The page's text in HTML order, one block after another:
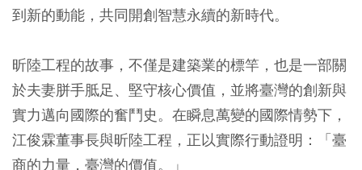
到新的動能，共同開創智慧永續的新時代。
昕陸工程的故事，不僅是建築業的標竿，也是一部關
於夫妻胼手胝足、堅守核心價值，並將臺灣的創新與
實力邁向國際的奮鬥史。在瞬息萬變的國際情勢下，
江俊霖董事長與昕陸工程，正以實際行動證明：「臺
商的力量，臺灣的價值。」